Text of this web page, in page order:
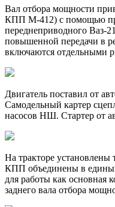
Вал отбора мощности
КПП М-412) с помощью
переднеприводного Ваз-
повышенной передачи в
включаются отдельными
Двигатель поставил от
Самодельный картер
насосов НШ. Стартер от
На тракторе
КПП объединены в
для работы как основная
заднего вала отбора